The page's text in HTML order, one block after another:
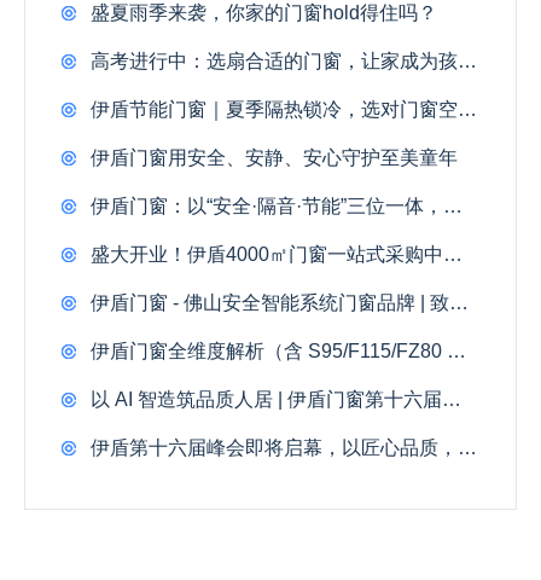
盛夏雨季来袭，你家的门窗hold得住吗？
高考进行中：选扇合适的门窗，让家成为孩子最好的备考自习室
伊盾节能门窗｜夏季隔热锁冷，选对门窗空调电费省一半
伊盾门窗用安全、安静、安心守护至美童年
伊盾门窗：以“安全·隔音·节能”三位一体，重塑品质人居新高度
盛大开业！伊盾4000㎡门窗一站式采购中心落地佛山，引起全城瞩目
伊盾门窗 - 佛山安全智能系统门窗品牌 | 致胜门窗市场核心密码
伊盾门窗全维度解析（含 S95/F115/FZ80 三款全新产品）
以 AI 智造筑品质人居 | 伊盾门窗第十六届战略峰会 3.25 盛大召开
伊盾第十六届峰会即将启幕，以匠心品质，焕新千万家庭理想人居